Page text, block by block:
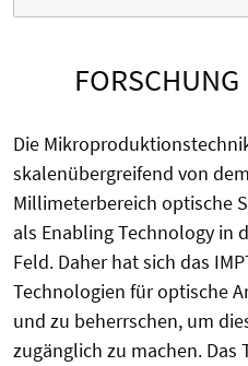
Die
skalenübergreifend von
Millimeterbereich optische
als Enabling Technology in
Feld. Daher hat sich das
Technologien für optische
und zu beherrschen, um
zugänglich zu machen.